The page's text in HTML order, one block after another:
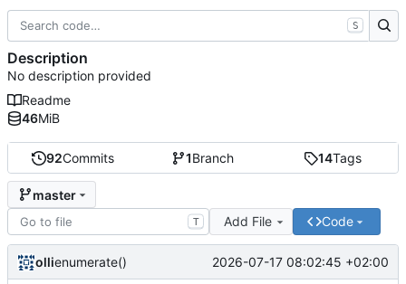
92Commits 1Branch 14Tags
master
T Add File Code
ollienumerate() 2026-07-17 08:02:45 +02:00
S
Description
No description provided
Readme
46MiB